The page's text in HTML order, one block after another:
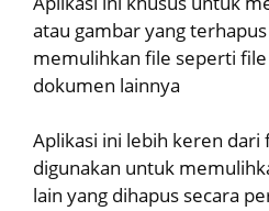
atau gambar yang
memulihkan file seperti file
dokumen lainnya
Aplikasi ini lebih keren dari
digunakan untuk
lain yang dihapus secara